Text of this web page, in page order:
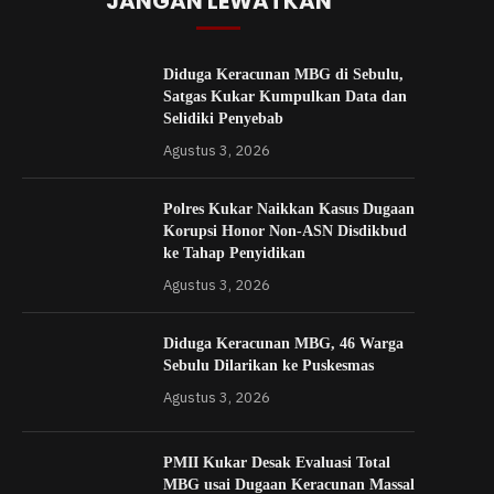
Diduga Keracunan MBG di Sebulu,
Satgas Kukar Kumpulkan Data dan
Selidiki Penyebab
Agustus 3, 2026
Polres Kukar Naikkan Kasus Dugaan
Korupsi Honor Non-ASN Disdikbud
ke Tahap Penyidikan
Agustus 3, 2026
Diduga Keracunan MBG, 46 Warga
Sebulu Dilarikan ke Puskesmas
Agustus 3, 2026
PMII Kukar Desak Evaluasi Total
MBG usai Dugaan Keracunan Massal